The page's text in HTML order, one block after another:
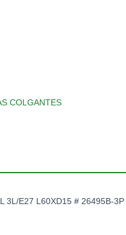
COLGANTES
3L/E27 L60XD15 # 26495B-3P